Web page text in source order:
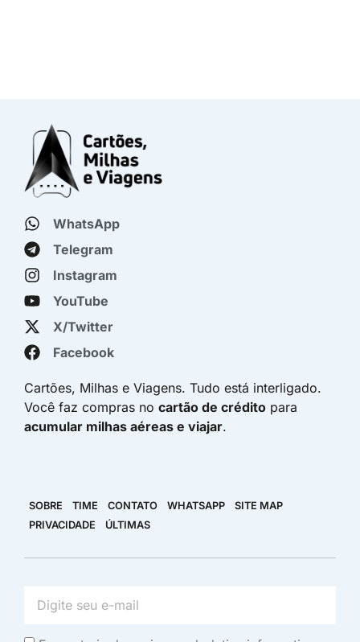
WhatsApp
Telegram
Instagram
YouTube
X/Twitter
Facebook
Cartões, Milhas e Viagens. Tudo está interligado.
Você faz compras no cartão de crédito para
acumular milhas aéreas e viajar.
SOBRE TIME CONTATO WHATSAPP
SITE MAP
PRIVACIDADE
ÚLTIMAS